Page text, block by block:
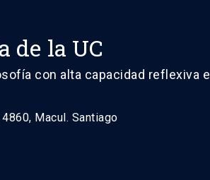
de la UC
con alta capacidad reflexiva e
Macul. Santiago